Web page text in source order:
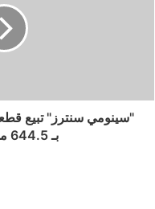
"سينومي سنترز" تبيع
بـ 644.5 مليون ريال